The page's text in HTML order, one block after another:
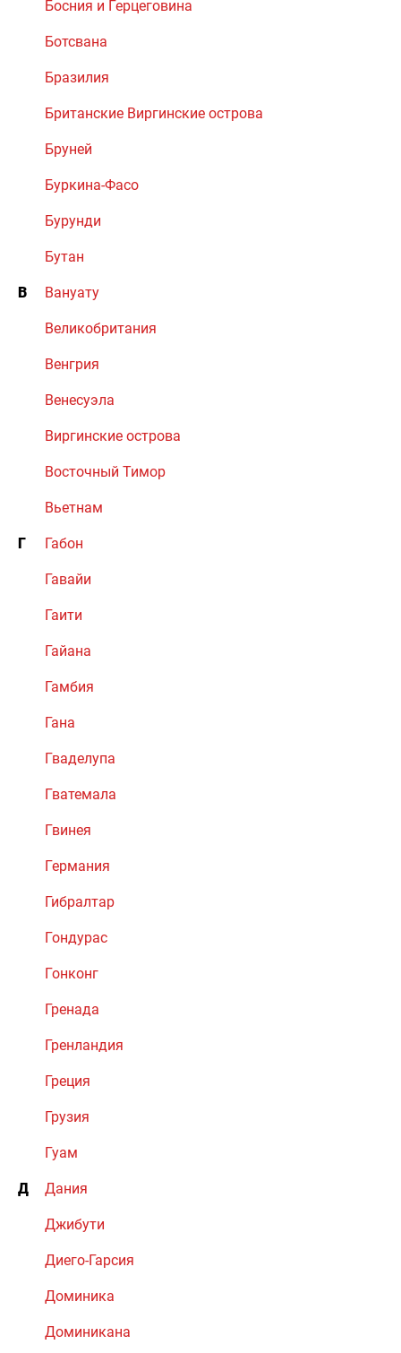
Босния и Герцеговина
Ботсвана
Бразилия
Британские Виргинские острова
Бруней
Буркина-Фасо
Бурунди
Бутан
В Вануату
Великобритания
Венгрия
Венесуэла
Виргинские острова
Восточный Тимор
Вьетнам
Г Габон
Гавайи
Гаити
Гайана
Гамбия
Гана
Гваделупа
Гватемала
Гвинея
Германия
Гибралтар
Гондурас
Гонконг
Гренада
Гренландия
Греция
Грузия
Гуам
Д Дания
Джибути
Диего-Гарсия
Доминика
Доминикана